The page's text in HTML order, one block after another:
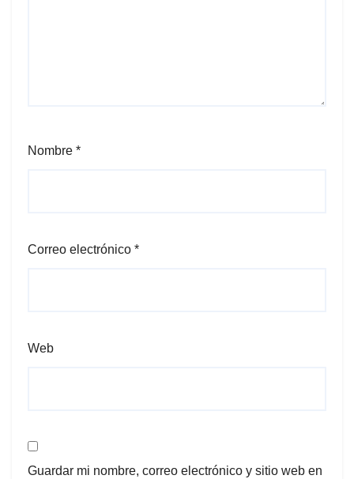
Nombre *
Correo electrónico *
Web
Guardar mi nombre, correo electrónico y sitio web en